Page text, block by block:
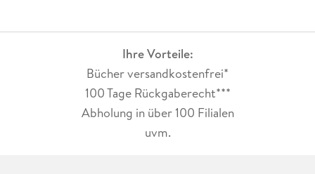
Ihre Vorteile:
Bücher versandkostenfrei*
100 Tage Rückgaberecht***
Abholung in über 100 Filialen
uvm.